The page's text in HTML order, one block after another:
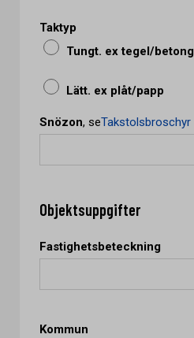
Taktyp
Tungt. ex tegel/betong
Lätt. ex plåt/papp
Snözon, seTakstolsbroschyr
Objektsuppgifter
Fastighetsbeteckning
Kommun